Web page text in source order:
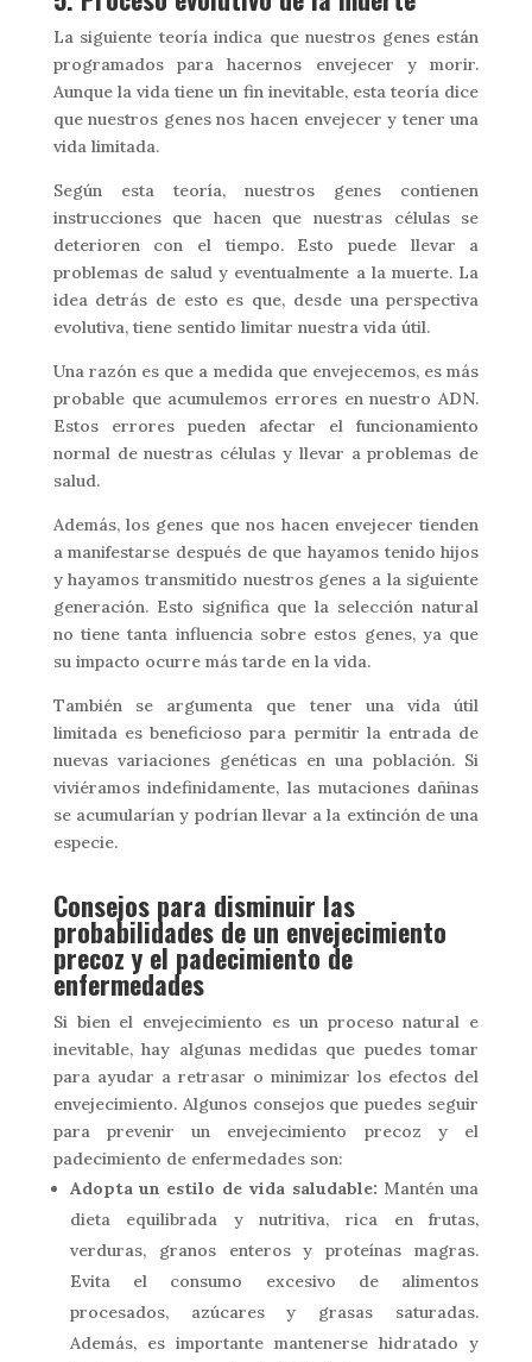
La siguiente teoría indica que nuestros genes están
programados para hacernos envejecer y morir.
Aunque la vida tiene un fin inevitable, esta teoría dice
que nuestros genes nos hacen envejecer y tener una
vida limitada.
Según esta teoría, nuestros genes contienen
instrucciones que hacen que nuestras células se
deterioren con el tiempo. Esto puede llevar a
problemas de salud y eventualmente a la muerte. La
idea detrás de esto es que, desde una perspectiva
evolutiva, tiene sentido limitar nuestra vida útil.
Una razón es que a medida que envejecemos, es más
probable que acumulemos errores en nuestro ADN.
Estos errores pueden afectar el funcionamiento
normal de nuestras células y llevar a problemas de
salud.
Además, los genes que nos hacen envejecer tienden
a manifestarse después de que hayamos tenido hijos
y hayamos transmitido nuestros genes a la siguiente
generación. Esto significa que la selección natural
no tiene tanta influencia sobre estos genes, ya que
su impacto ocurre más tarde en la vida.
También se argumenta que tener una vida útil
limitada es beneficioso para permitir la entrada de
nuevas variaciones genéticas en una población. Si
viviéramos indefinidamente, las mutaciones dañinas
se acumularían y podrían llevar a la extinción de una
especie.
Consejos para disminuir las
probabilidades de un envejecimiento
precoz y el padecimiento de
enfermedades
Si bien el envejecimiento es un proceso natural e
inevitable, hay algunas medidas que puedes tomar
para ayudar a retrasar o minimizar los efectos del
envejecimiento. Algunos consejos que puedes seguir
para prevenir un envejecimiento precoz y el
padecimiento de enfermedades son:
Adopta un estilo de vida saludable: Mantén una
dieta equilibrada y nutritiva, rica en frutas,
verduras, granos enteros y proteínas magras.
Evita el consumo excesivo de alimentos
procesados, azúcares y grasas saturadas.
Además, es importante mantenerse hidratado y